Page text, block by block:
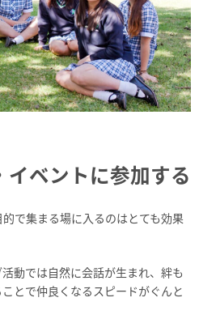
ベントに参加する
で集まる場に入るのはとても効果
動では自然に会話が生まれ、絆も
とで仲良くなるスピードがぐんと